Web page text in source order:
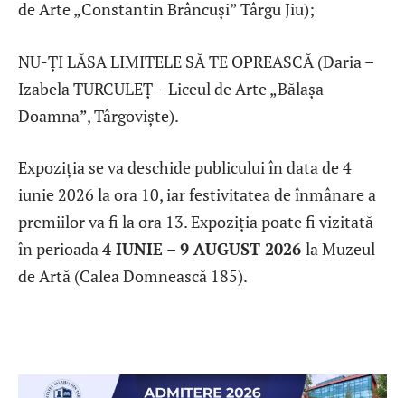
de Arte „Constantin Brâncuși” Târgu Jiu);
NU-ȚI LĂSA LIMITELE SĂ TE OPREASCĂ (Daria –
Izabela TURCULEȚ – Liceul de Arte „Bălașa
Doamna”, Târgoviște).
Expoziţia se va deschide publicului în data de 4
iunie 2026 la ora 10, iar festivitatea de înmânare a
premiilor va fi la ora 13. Expoziția poate fi vizitată
în perioada4 IUNIE – 9 AUGUST 2026 la Muzeul
de Artă (Calea Domnească 185).